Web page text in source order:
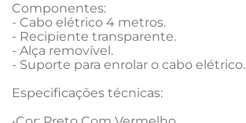
Componentes:
- Cabo elétrico 4 metros.
- Recipiente transparente.
- Alça removível.
- Suporte para enrolar o cabo elétrico.
Especificações técnicas: